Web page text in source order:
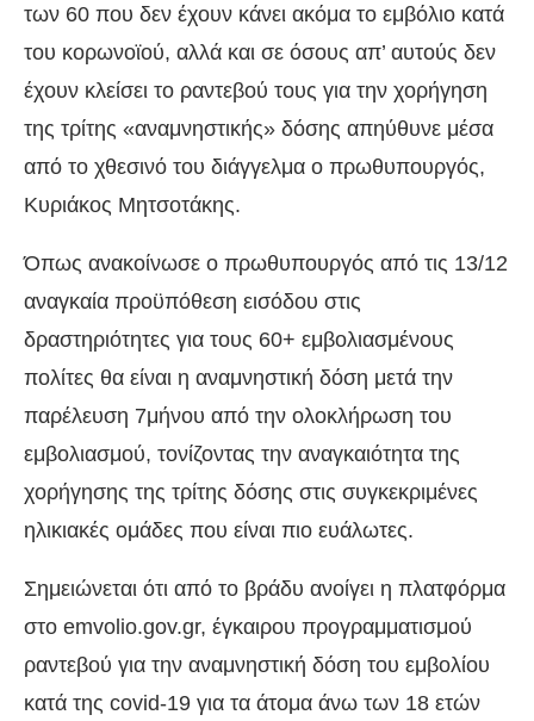
των 60 που δεν έχουν κάνει ακόμα το εμβόλιο κατά
του κορωνοϊού, αλλά και σε όσους απ’ αυτούς δεν
έχουν κλείσει το ραντεβού τους για την χορήγηση
της τρίτης «αναμνηστικής» δόσης απηύθυνε μέσα
από το χθεσινό του διάγγελμα ο πρωθυπουργός,
Κυριάκος Μητσοτάκης.
Όπως ανακοίνωσε ο πρωθυπουργός από τις 13/12
αναγκαία προϋπόθεση εισόδου στις
δραστηριότητες για τους 60+ εμβολιασμένους
πολίτες θα είναι η αναμνηστική δόση μετά την
παρέλευση 7μήνου από την ολοκλήρωση του
εμβολιασμού, τονίζοντας την αναγκαιότητα της
χορήγησης της τρίτης δόσης στις συγκεκριμένες
ηλικιακές ομάδες που είναι πιο ευάλωτες.
Σημειώνεται ότι από το βράδυ ανοίγει η πλατφόρμα
στο emvolio.gov.gr, έγκαιρου προγραμματισμού
ραντεβού για την αναμνηστική δόση του εμβολίου
κατά της covid-19 για τα άτομα άνω των 18 ετών